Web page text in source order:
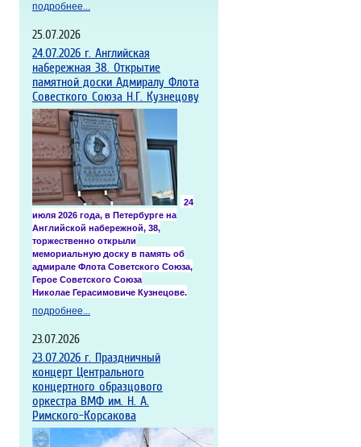
подробнее...
25.07.2026
24.07.2026 г. Английская
набережная 38. Открытие
памятной доски Адмиралу Флота
Совесткого Союза Н.Г. Кузнецову
24
июля 2026 года, в Петербурге на
Английской набережной, 38,
торжественно открыли
мемориальную доску в память об
адмирале Флота Советского Союза,
Герое Советского Союза
Николае Герасимовиче Кузнецове.
подробнее...
23.07.2026
23.07.2026 г. Праздничный
концерт Центрального
концертного образцового
оркестра ВМФ им. Н. А.
Римского-Корсакова